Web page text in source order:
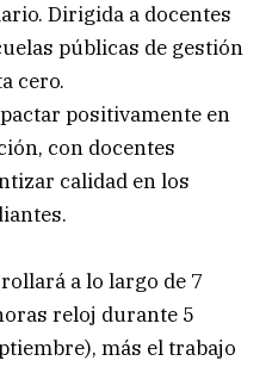
Dirigida a docentes
públicas de gestión
cero.
positivamente en
con docentes
calidad en los
a lo largo de 7
reloj durante 5
más el trabajo